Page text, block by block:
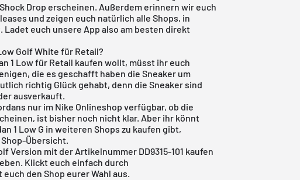
Drop erscheinen. Außerdem erinnern wir euch
und zeigen euch natürlich alle Shops, in
Ladet euch unsere App also am besten direkt
Golf White für Retail?
1 Low für Retail kaufen wollt, müsst ihr euch
die es geschafft haben die Sneaker um
richtig Glück gehabt, denn die Sneaker sind
ausverkauft.
nur im Nike Onlineshop verfügbar, ob die
ist bisher noch nicht klar. Aber ihr könnt
1 Low G in weiteren Shops zu kaufen gibt,
Übersicht.
Version mit der Artikelnummer DD9315-101 kaufen
Klickt euch einfach durch
euch den Shop eurer Wahl aus.